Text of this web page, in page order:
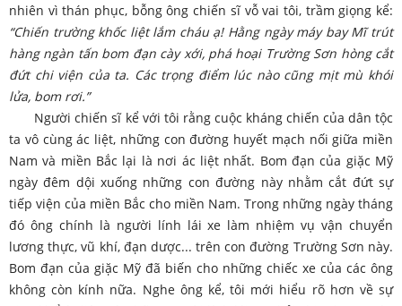
nhiên vì thán phục, bỗng ông chiến sĩ vỗ vai tôi, trầm giọng kể:
“Chiến trường khốc liệt lắm cháu ạ! Hằng ngày máy bay Mĩ trút
hàng ngàn tấn bom đạn cày xới, phá hoại Trường Sơn hòng cắt
đứt chi viện của ta. Các trọng điểm lúc nào cũng mịt mù khói
lửa, bom rơi.”
Người chiến sĩ kể với tôi rằng cuộc kháng chiến của dân tộc
ta vô cùng ác liệt, những con đường huyết mạch nối giữa miền
Nam và miền Bắc lại là nơi ác liệt nhất. Bom đạn của giặc Mỹ
ngày đêm dội xuống những con đường này nhằm cắt đứt sự
tiếp viện của miền Bắc cho miền Nam. Trong những ngày tháng
đó ông chính là người lính lái xe làm nhiệm vụ vận chuyển
lương thực, vũ khí, đạn dược... trên con đường Trường Sơn này.
Bom đạn của giặc Mỹ đã biến cho những chiếc xe của các ông
không còn kính nữa. Nghe ông kể, tôi mới hiểu rõ hơn về sự